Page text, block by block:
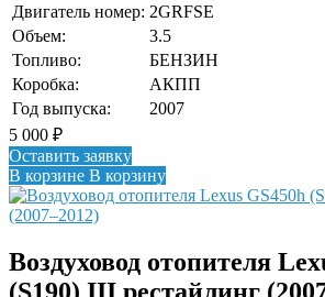
Двигатель номер: 2GRFSE
Объем:
3.5
Топливо:
БЕНЗИН
Коробка:
АКПП
Год выпуска:
2007
5 000 ₽
Оставить заявку
В корзине В корзину
Воздуховод отопителя
(S190) III рестайлинг